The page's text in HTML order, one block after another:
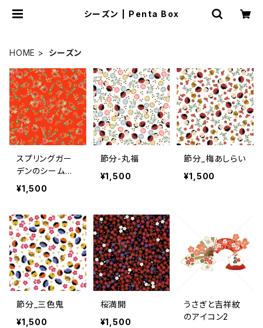
シーズン | Penta Box
HOME シーズン
スプリングガー
デンのシームレ
スなパターン
¥1,500
節分-丸福
¥1,500
節分_梅あしらい
¥1,500
節分_三色鬼
¥1,500
桜満開
¥1,500
うさぎと吉祥紋
のアイコン2